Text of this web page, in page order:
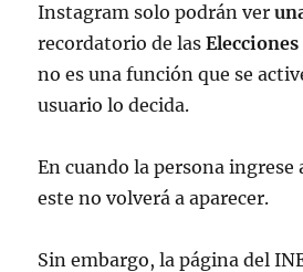
Instagram solo podrán ver
recordatorio de las
no es una función que se
usuario lo decida.
En cuando la persona ingrese
este no volverá a aparecer.
Sin embargo, la página del